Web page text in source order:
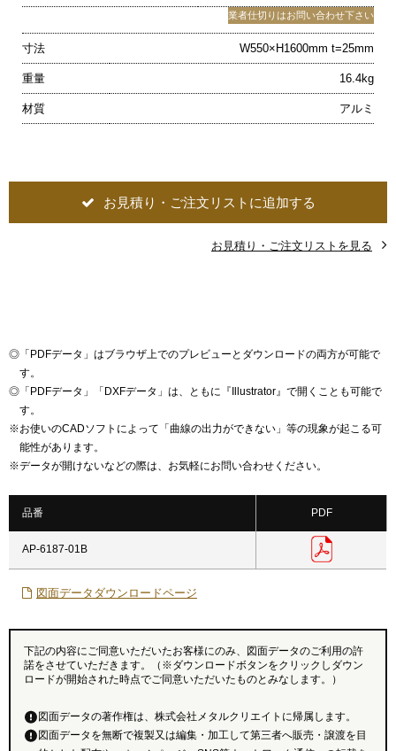
業者仕切りはお問い合わせ下さい
寸法 W550×H1600mm t=25mm
重量 16.4kg
材質 アルミ
お見積り・ご注文リストに追加する
お見積り・ご注文リストを見る
◎ 「PDFデータ」はブラウザ上でのプレビューとダウンロードの両方が可能で
す。
◎ 「PDFデータ」「DXFデータ」は、ともに『Illustrator』で開くことも可能で
す。
※お使いのCADソフトによって「曲線の出力ができない」等の現象が起こる可
能性があります。
※データが開けないなどの際は、お気軽にお問い合わせください。
品番 PDF
AP-6187-01B
図面データダウンロードページ
下記の内容にご同意いただいたお客様にのみ、図面データのご利用の許
諾をさせていただきます。（※ダウンロードボタンをクリックしダウン
ロードが開始された時点でご同意いただいたものとみなします。）
図面データの著作権は、株式会社メタルクリエイトに帰属します。
図面データを無断で複製又は編集・加工して第三者へ販売・譲渡を目